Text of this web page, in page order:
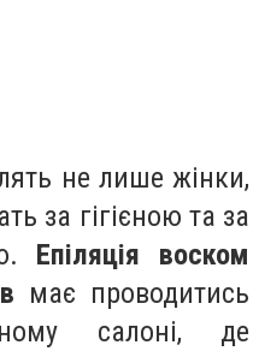
не лише жінки,
за гігієною та за
Епіляція воском
має проводитись
салоні, де